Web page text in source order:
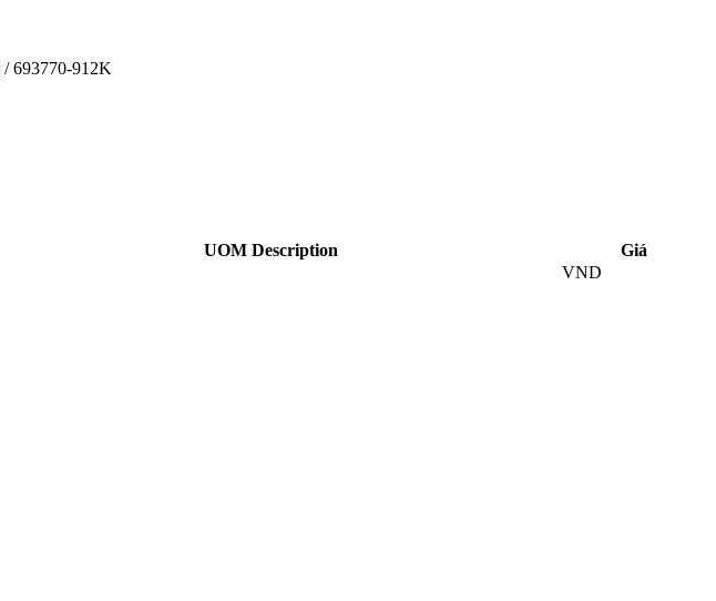
/ 693770-912K
UOM Description
Giá
VND